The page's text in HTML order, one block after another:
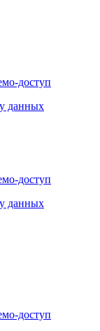
доступ
данных
доступ
данных
доступ